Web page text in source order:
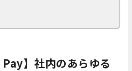
】社内のあらゆる